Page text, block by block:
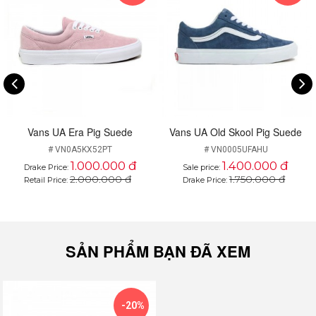
Không còn mong chờ gì nữa, BST Vans Pig Suede đã
chính thức được Vans trình làng với những chức năng
hỗ trợ người dùng hết sức độc đáo, tính năng chống
thông qua công nghệ HEIQ Eco Dry hiện đại đỉnh cao.
sống động nhất. Lần này, BST Vans Pig Suede trở lại với
nhiều sắc màu rực rỡ, tạo ra sự khác biệt dựa trên xu
hướng sáng tạo nghệ thuật nhưng vẫn lưu giữ nét cổ
Vans UA Era Pig Suede
# VN0A5KX52PT
Drake Price: 1.000.000 đ
Retail Price:2.000.000 đ
Vans UA Old Skool Pig Suede
# VN0005UFAHU
Sale price: 1.400.000 đ
Drake Price:1.750.000 đ
SẢN PHẨM BẠN ĐÃ XEM
-20%